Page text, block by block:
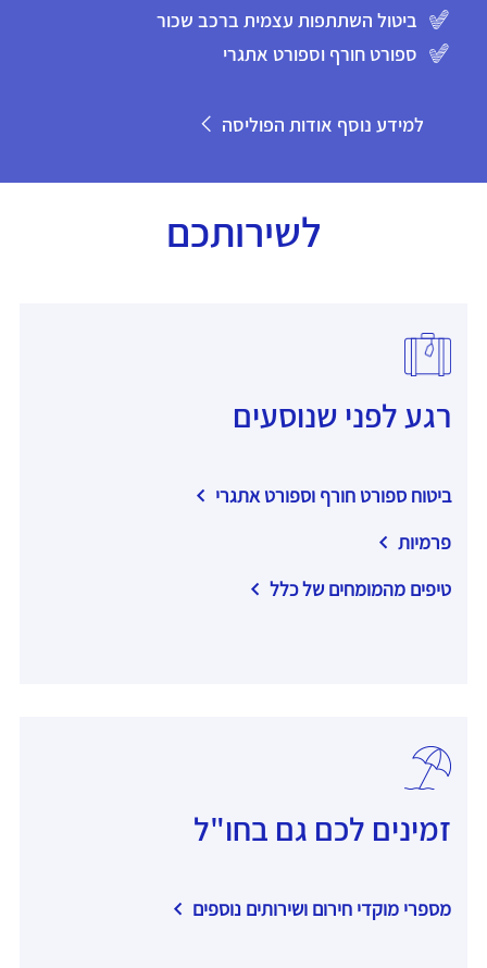
ביטול השתתפות עצמית ברכב שכור
ספורט חורף וספורט אתגרי
למידע נוסף אודות הפוליסה
לשירותכם
רגע לפני שנוסעים
ביטוח ספורט חורף וספורט אתגרי
פרמיות
טיפים מהמומחים של כלל
זמינים לכם גם בחו"ל
מספרי מוקדי חירום ושירותים נוספים